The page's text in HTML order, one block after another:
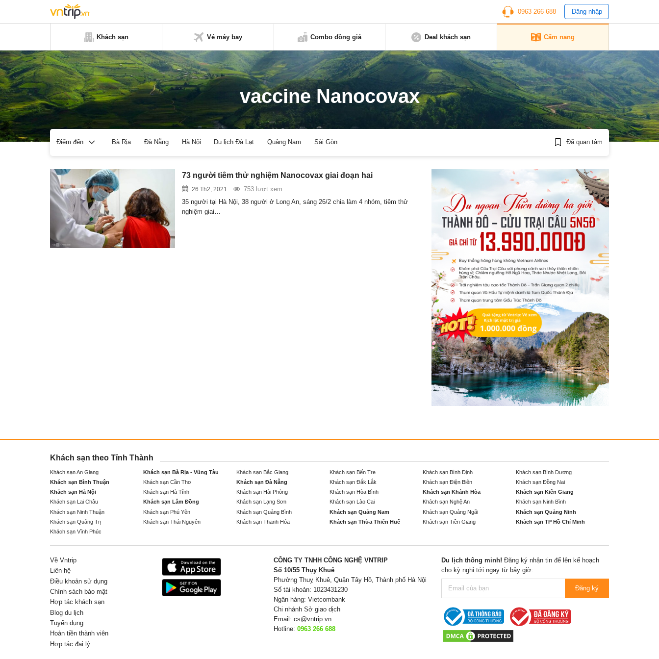
0963 266 688 Đăng nhập
Khách sạn Vé máy bay Combo đồng giá Deal khách sạn Cẩm nang
vaccine Nanocovax
Điểm đến Bà Rịa Đà Nẵng Hà Nội Du lịch Đà Lạt Quảng Nam Sài Gòn Đã quan tâm
73 người tiêm thử nghiệm Nanocovax giai đoạn hai
26 Th2, 2021
753 lượt xem
35 người tại Hà Nội, 38 người ở Long An, sáng 26/2 chia làm 4 nhóm, tiêm thử
nghiệm giai…
Khách sạn theo Tỉnh Thành
Khách sạn An Giang Khách sạn Bà Rịa - Vũng Tàu Khách sạn Bắc Giang Khách sạn Bến Tre Khách sạn Bình Định
Khách sạn Bình Dương
Khách sạn Bình Thuận
Khách sạn Cần Thơ Khách sạn Đà Nẵng Khách sạn Đắk Lắk Khách sạn Điện Biên
Khách sạn Đồng Nai
Khách sạn Hà Nội
Khách sạn Hà Tĩnh Khách sạn Hải Phòng Khách sạn Hòa Bình Khách sạn Khánh Hòa
Khách sạn Kiên Giang
Khách sạn Lai Châu
Khách sạn Lâm Đồng Khách sạn Lạng Sơn Khách sạn Lào Cai Khách sạn Nghệ An
Khách sạn Ninh Bình
Khách sạn Ninh Thuận
Khách sạn Phú Yên Khách sạn Quảng Bình Khách sạn Quảng Nam Khách sạn Quảng Ngãi
Khách sạn Quảng Ninh
Khách sạn Quảng Trị
Khách sạn Thái Nguyên Khách sạn Thanh Hóa Khách sạn Thừa Thiên Huế Khách sạn Tiền Giang
Khách sạn TP Hồ Chí Minh
Khách sạn Vĩnh Phúc
Về Vntrip
Liên hệ
Điều khoản sử dụng
Chính sách bảo mật
Hợp tác khách sạn
Blog du lịch
Tuyển dụng
Hoàn tiền thành viên
Hợp tác đại lý
CÔNG TY TNHH CÔNG NGHỆ VNTRIP
Số 10/55 Thụy Khuê
Phường Thuỵ Khuê, Quận Tây Hồ, Thành phố Hà Nội
Số tài khoản: 1023431230
Ngân hàng: Vietcombank
Chi nhánh Sở giao dịch
Email: cs@vntrip.vn
Hotline: 0963 266 688
Du lịch thông minh! Đăng ký nhận tin để lên kế hoạch
cho kỳ nghỉ tới ngay từ bây giờ:
Đăng ký